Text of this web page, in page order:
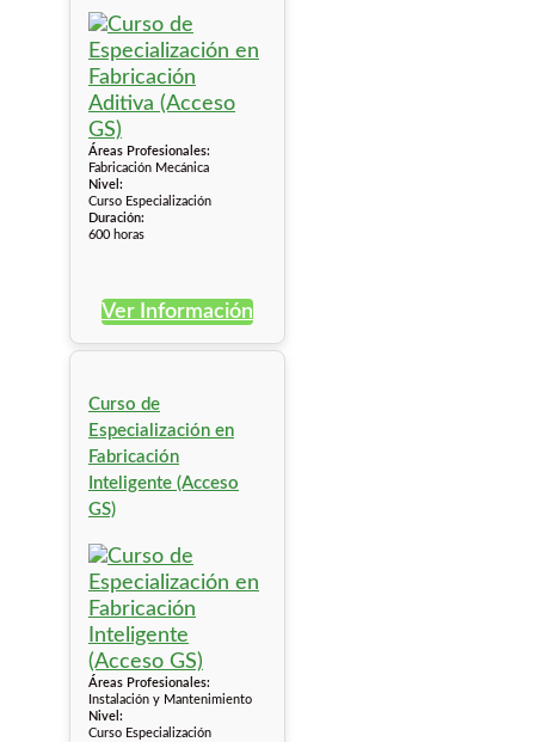
Áreas Profesionales:
Fabricación Mecánica
Nivel:
Curso Especialización
Duración:
600 horas
Ver Información
Curso de
Especialización en
Fabricación
Inteligente (Acceso
GS)
Áreas Profesionales:
Instalación y Mantenimiento
Nivel:
Curso Especialización